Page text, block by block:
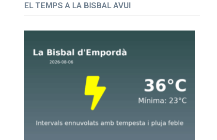
EL TEMPS A LA BISBAL AVUI